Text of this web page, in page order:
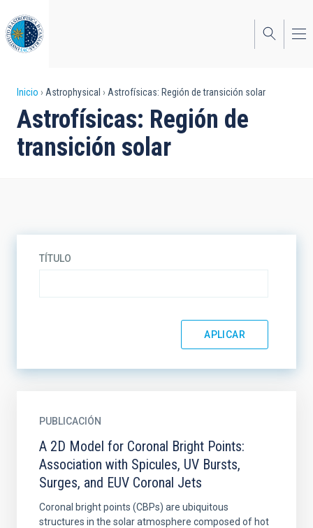
al
contenido
principal
Sobrescribir
enlaces
de
Inicio Astrophysical Astrofísicas: Región de transición solar
Astrofísicas: Región de
transición solar
TÍTULO
PUBLICACIÓN
A 2D Model for Coronal Bright Points:
Association with Spicules, UV Bursts,
Surges, and EUV Coronal Jets
Coronal bright points (CBPs) are ubiquitous
structures in the solar atmosphere composed of hot